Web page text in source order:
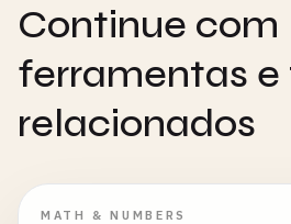
Continue com
ferramentas e
relacionados
MATH & NUMBERS